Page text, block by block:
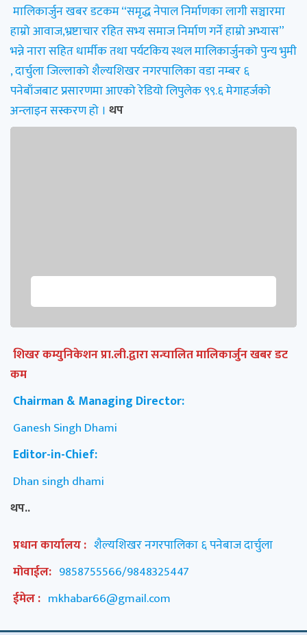
मालिकार्जुन खबर डटकम “समृद्ध नेपाल निर्माणका लागी सञ्चारमा
हाम्रो आवाज,भ्रष्टाचार रहित सभ्य समाज निर्माण गर्ने हाम्रो अभ्यास”
भन्ने नारा सहित धार्मीक तथा पर्यटकिय स्थल मालिकार्जुनको पुन्य भुमी
, दार्चुला जिल्लाको शैल्यशिखर नगरपालिका वडा नम्बर ६
पनेबाँजबाट प्रसारणमा आएको रेडियो लिपुलेक ९९.६ मेगाहर्जको
अन्लाइन सस्करण हो । थप
शिखर कम्युनिकेशन प्रा.ली.द्वारा सन्चालित मालिकार्जुन खबर डट
कम
Chairman & Managing Director:
Ganesh Singh Dhami
Editor-in-Chief:
Dhan singh dhami
थप..
प्रधान कार्यालय : शैल्यशिखर नगरपालिका ६ पनेबाज दार्चुला
मोवाईल: 9858755566/9848325447
ईमेल : mkhabar66@gmail.com